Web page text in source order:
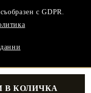
с GDPR.